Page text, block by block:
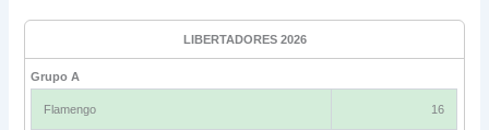
LIBERTADORES 2026
Grupo A
Flamengo 16